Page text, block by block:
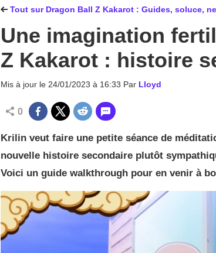
Tout sur Dragon Ball Z Kakarot : Guides, soluce,
Une imagination
Z Kakarot : histoire
Mis à jour le 24/01/2023 à 16:33 Par Lloyd
0
Krilin veut faire une petite séance de
nouvelle histoire secondaire plutôt
Voici un guide walkthrough pour en venir à